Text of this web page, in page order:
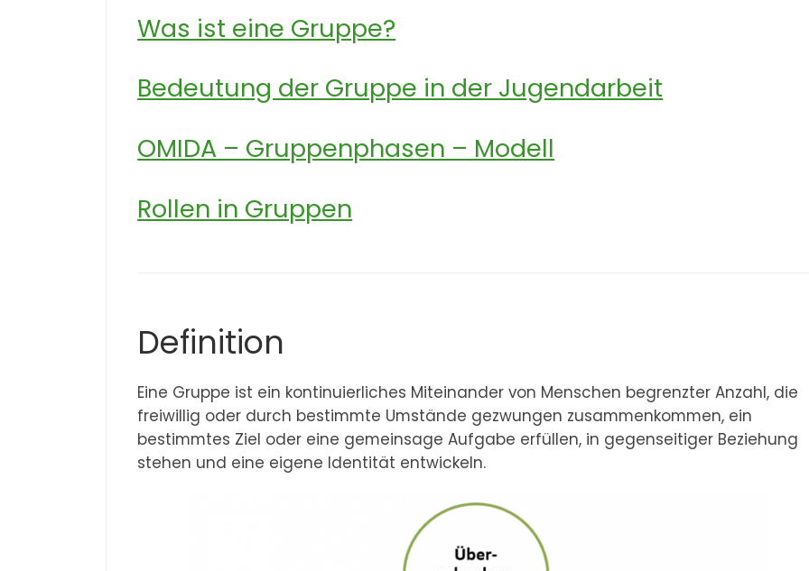
Was ist eine Gruppe?
Bedeutung der Gruppe in der Jugendarbeit
OMIDA – Gruppenphasen – Modell
Rollen in Gruppen
Definition
Eine Gruppe ist ein kontinuierliches Miteinander von Menschen begrenzter Anzahl, die
freiwillig oder durch bestimmte Umstände gezwungen zusammenkommen, ein
bestimmtes Ziel oder eine gemeinsage Aufgabe erfüllen, in gegenseitiger Beziehung
stehen und eine eigene Identität entwickeln.